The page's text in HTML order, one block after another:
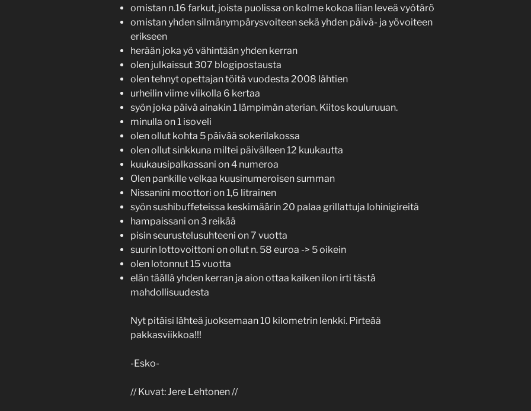
omistan n.16 farkut, joista puolissa on kolme kokoa liian leveä vyötärö
omistan yhden silmänympärysvoiteen sekä yhden päivä- ja yövoiteen
erikseen
herään joka yö vähintään yhden kerran
olen julkaissut 307 blogipostausta
olen tehnyt opettajan töitä vuodesta 2008 lähtien
urheilin viime viikolla 6 kertaa
syön joka päivä ainakin 1 lämpimän aterian. Kiitos kouluruuan.
minulla on 1 isoveli
olen ollut kohta 5 päivää sokerilakossa
olen ollut sinkkuna miltei päivälleen 12 kuukautta
kuukausipalkassani on 4 numeroa
Olen pankille velkaa kuusinumeroisen summan
Nissanini moottori on 1,6 litrainen
syön sushibuffeteissa keskimäärin 20 palaa grillattuja lohinigireitä
hampaissani on 3 reikää
pisin seurustelusuhteeni on 7 vuotta
suurin lottovoittoni on ollut n. 58 euroa -> 5 oikein
olen lotonnut 15 vuotta
elän täällä yhden kerran ja aion ottaa kaiken ilon irti tästä
mahdollisuudesta
Nyt pitäisi lähteä juoksemaan 10 kilometrin lenkki. Pirteää
pakkasviikkoa!!!
-Esko-
// Kuvat: Jere Lehtonen //